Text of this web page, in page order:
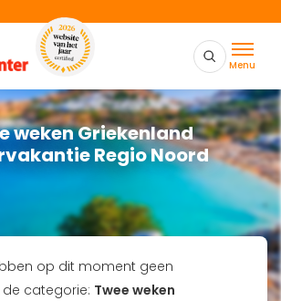
Menu
weken Griekenland
Regio Noord
op dit moment geen
categorie: Twee weken